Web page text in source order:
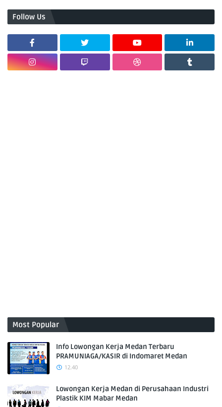
Follow Us
Most Popular
Info Lowongan Kerja Medan Terbaru
PRAMUNIAGA/KASIR di Indomaret Medan
12.40
Lowongan Kerja Medan di Perusahaan Industri
Plastik KIM Mabar Medan